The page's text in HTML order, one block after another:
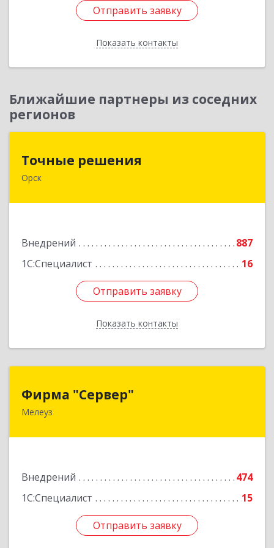
Отправить заявку
Показать контакты
Отправить заявку
Назад
Ближайшие партнеры из соседних
регионов
Точные решения
Орск
Внедрений
887
1С:Специалист
16
Отправить заявку
Показать контакты
Подробнее
Отправить заявку
Назад
Фирма "Сервер"
Мелеуз
Внедрений
474
1С:Специалист
15
Отправить заявку
453852, Башкортостан Респ, Мелеузовский р-н,
Отправить заявку